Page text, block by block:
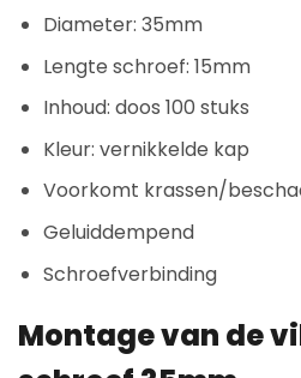
Diameter: 35mm
Lengte schroef: 15mm
Inhoud: doos 100 stuks
Kleur: vernikkelde kap
Voorkomt krassen/
Geluiddempend
Schroefverbinding
Montage van de